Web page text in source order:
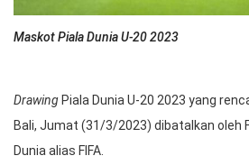
Maskot Piala Dunia U-20 2023
Drawing Piala Dunia U-20 2023 yang
Bali, Jumat (31/3/2023) dibatalkan oleh
Dunia alias FIFA.